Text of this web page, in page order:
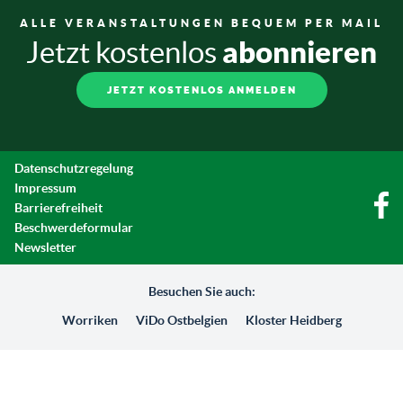
ALLE VERANSTALTUNGEN BEQUEM PER MAIL
Jetzt kostenlos abonnieren
JETZT KOSTENLOS ANMELDEN
Datenschutzregelung
Impressum
Barrierefreiheit
Beschwerdeformular
Newsletter
Besuchen Sie auch:
Worriken
ViDo Ostbelgien Kloster Heidberg